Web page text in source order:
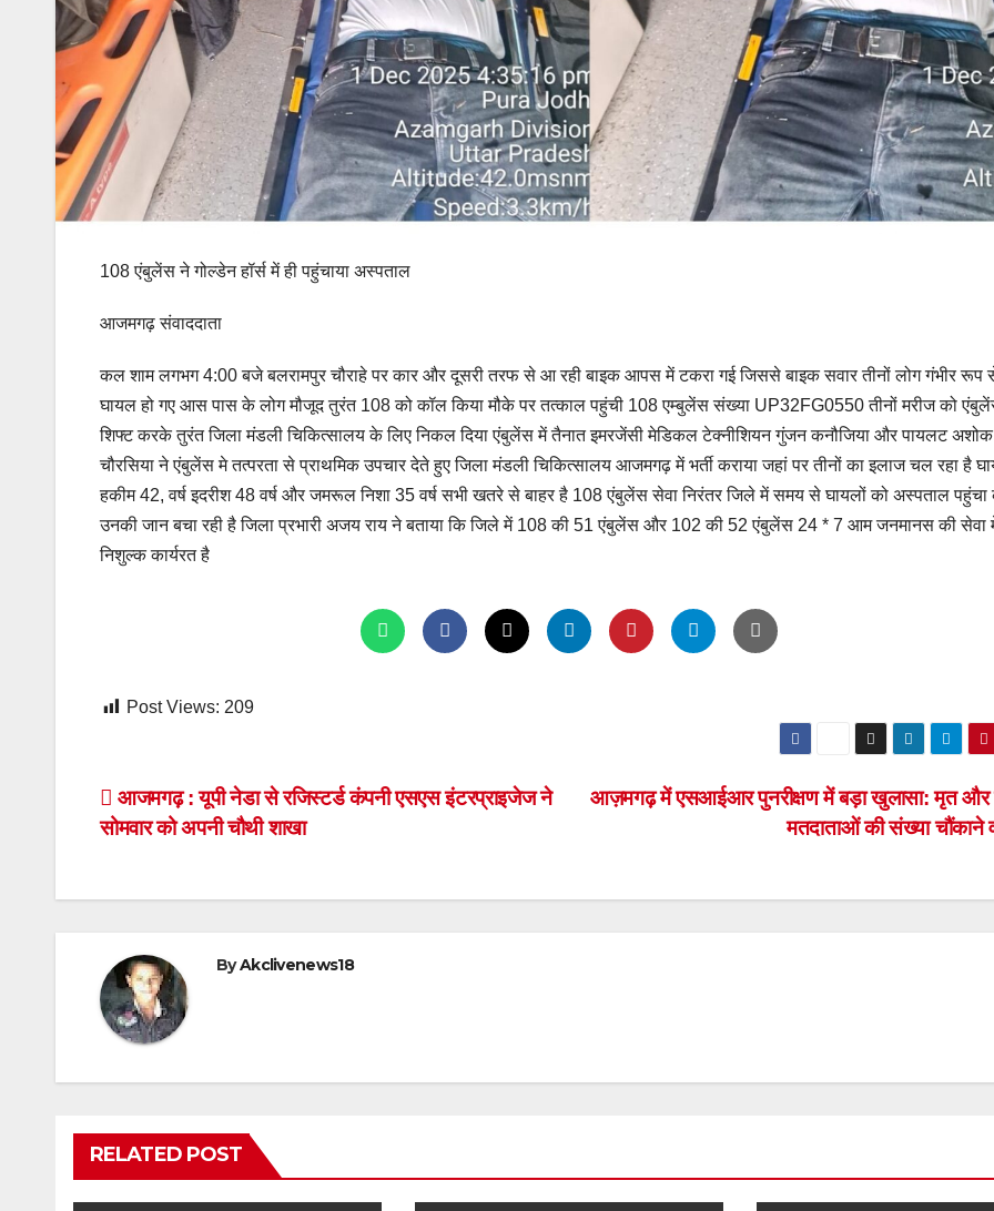
108 एंबुलेंस ने गोल्डेन हॉर्स में ही पहुंचाया अस्पताल
आजमगढ़ संवाददाता
कल शाम लगभग 4:00 बजे बलरामपुर चौराहे पर कार और दूसरी तरफ से आ रही बाइक आपस में टकरा गई जिससे बाइक सवार तीनों लोग गंभीर रूप
घायल हो गए आस पास के लोग मौजूद तुरंत 108 को कॉल किया मौके पर तत्काल पहुंची 108 एम्बुलेंस संख्या UP32FG0550 तीनों मरीज को
शिफ्ट करके तुरंत जिला मंडली चिकित्सालय के लिए निकल दिया एंबुलेंस में तैनात इमरजेंसी मेडिकल टेक्नीशियन गुंजन कनौजिया और पायलट अशोक
चौरसिया ने एंबुलेंस मे तत्परता से प्राथमिक उपचार देते हुए जिला मंडली चिकित्सालय आजमगढ़ में भर्ती कराया जहां पर तीनों का इलाज चल रहा है
हकीम 42, वर्ष इदरीश 48 वर्ष और जमरूल निशा 35 वर्ष सभी खतरे से बाहर है 108 एंबुलेंस सेवा निरंतर जिले में समय से घायलों को अस्पताल पहुंचा
उनकी जान बचा रही है जिला प्रभारी अजय राय ने बताया कि जिले में 108 की 51 एंबुलेंस और 102 की 52 एंबुलेंस 24 * 7 आम जनमानस की सेवा
निशुल्क कार्यरत है
Post Views: 209
Post
navigation
आज़मगढ़ में एसआईआर पुनरीक्षण में बड़ा खुलासा: मृत और
मतदाताओं की संख्या चौंकाने
आजमगढ़ : यूपी नेडा से रजिस्टर्ड कंपनी एसएस इंटरप्राइजेज ने
सोमवार को अपनी चौथी शाखा
ByAkclivenews18
RELATED POST